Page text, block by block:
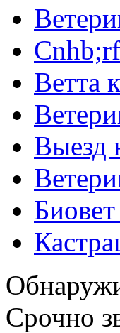
Ветта
Выезд
Срочно